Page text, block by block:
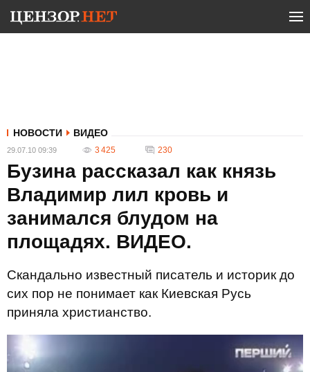
НОВОСТИ ВИДЕО
29.07.10 09:39 3 425 230
Бузина рассказал как князь
Владимир лил кровь и
занимался блудом на
площадях. ВИДЕО.
Скандально известный писатель и историк до
сих пор не понимает как Киевская Русь
приняла христианство.